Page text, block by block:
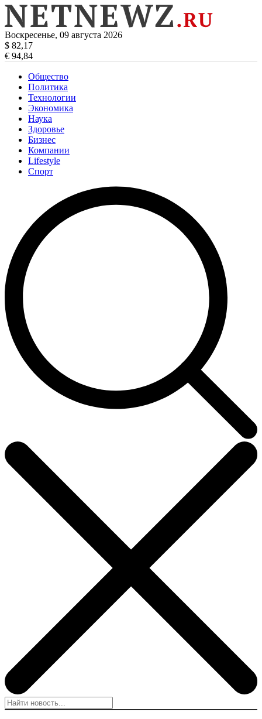
Воскресенье, 09 августа 2026
$ 82,17
€ 94,84
Общество
Политика
Технологии
Экономика
Наука
Здоровье
Бизнес
Компании
Lifestyle
Спорт